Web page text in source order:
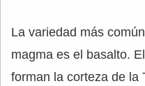
La variedad más
magma es el basalto.
forman la corteza de la